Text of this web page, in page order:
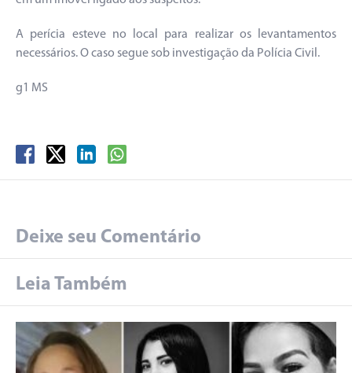
A perícia esteve no local para realizar os levantamentos
necessários. O caso segue sob investigação da Polícia Civil.
g1 MS
Deixe seu Comentário
Leia Também